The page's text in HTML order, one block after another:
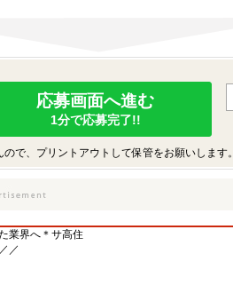
応募画面へ進む
1分で応募完了!!
で、プリントアウトして保管をお願いします。
業界へ＊サ高住
／